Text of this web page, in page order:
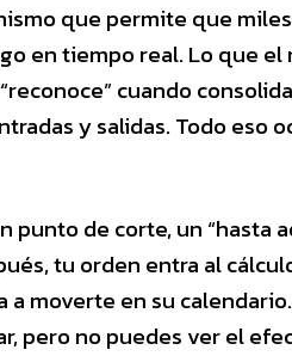
que permite que
en tiempo real. Lo que el
cuando
y salidas. Todo eso
punto de corte, un “hasta
tu orden entra al
moverte en su
pero no puedes ver el